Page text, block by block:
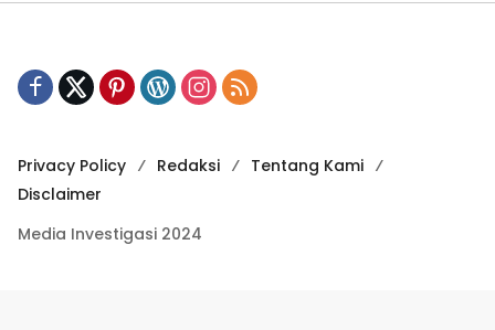
Privacy Policy Redaksi
Tentang Kami
Disclaimer
Media Investigasi 2024